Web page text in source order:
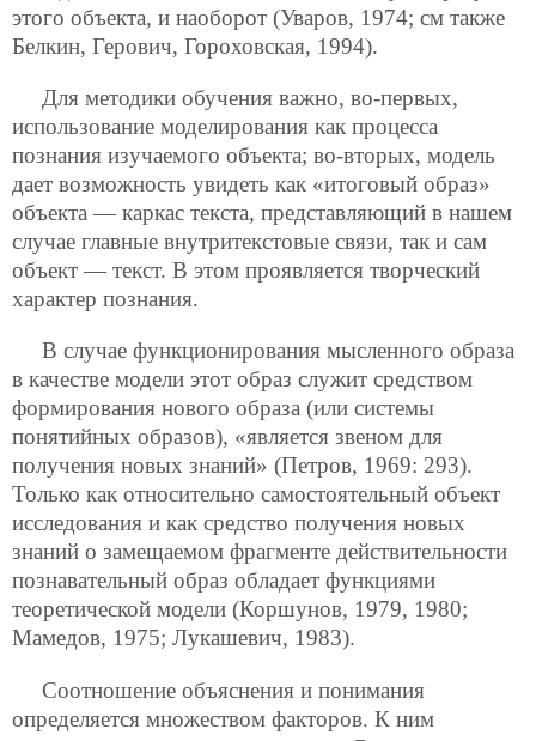
этого объекта, и наоборот (Уваров, 1974; см также
Белкин, Герович, Гороховская, 1994).
Для методики обучения важно, во-первых,
использование моделирования как процесса
познания изучаемого объекта; во-вторых, модель
дает возможность увидеть как «итоговый образ»
объекта — каркас текста, представляющий в нашем
случае главные внутритекстовые связи, так и сам
объект — текст. В этом проявляется творческий
характер познания.
В случае функционирования мысленного образа
в качестве модели этот образ служит средством
формирования нового образа (или системы
понятийных образов), «является звеном для
получения новых знаний» (Петров, 1969: 293).
Только как относительно самостоятельный объект
исследования и как средство получения новых
знаний о замещаемом фрагменте действительности
познавательный образ обладает функциями
теоретической модели (Коршунов, 1979, 1980;
Мамедов, 1975; Лукашевич, 1983).
Соотношение объяснения и понимания
определяется множеством факторов. К ним